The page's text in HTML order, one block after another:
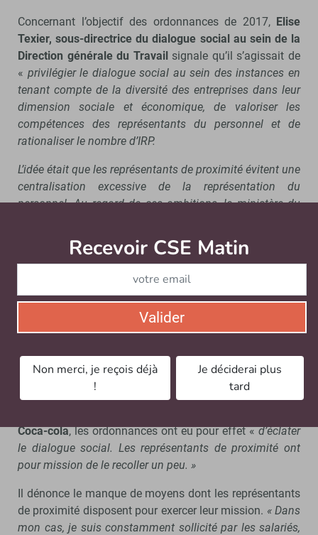
Concernant l’objectif des ordonnances de 2017, Elise
Texier, sous-directrice du dialogue social au sein de la
Direction générale du Travailsignale qu’il s’agissait de
« privilégier le dialogue social au sein des instances en
tenant compte de la diversité des entreprises dans leur
dimension sociale et économique, de valoriser les
compétences des représentants du personnel et de
rationaliser le nombre d’IRP.
L’idée était que les représentants de proximité évitent une
centralisation excessive de la représentation du
personnel. Au regard de ces ambitions, le ministère du
cadre juridique.
Il est vrai que la loi ne dit rien au sujet des moyens
et c’est peut-être un sujet auquel il faut réfléchir.
Pour les élus ayant des missions élargies, il faut
également réfléchir à une meilleure formation et à
valorisation des parcours syndicaux. Par ailleurs, je
entreprises et des élus pour s’emparer pleinement
de la mission des représentants de proximité. »
Coca-cola, les ordonnances ont eu pour effet «d’éclater
le dialogue social. Les représentants de proximité ont
pour mission de le recoller un peu. »
Il dénonce le manque de moyens dont les représentants
de proximité disposent pour exercer leur mission. « Dans
mon cas, je suis constamment sollicité par les salariés,
Recevoir CSE Matin
Valider
Non merci, je reçois déjà
!
Je déciderai plus
tard